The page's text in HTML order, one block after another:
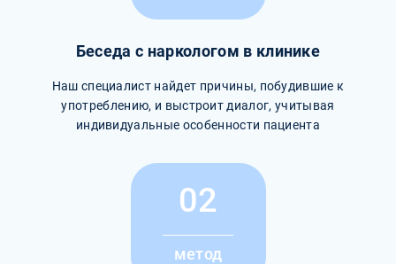
Беседа с наркологом в клинике
Наш специалист найдет причины, побудившие к
употреблению, и выстроит диалог, учитывая
индивидуальные особенности пациента
02
метод